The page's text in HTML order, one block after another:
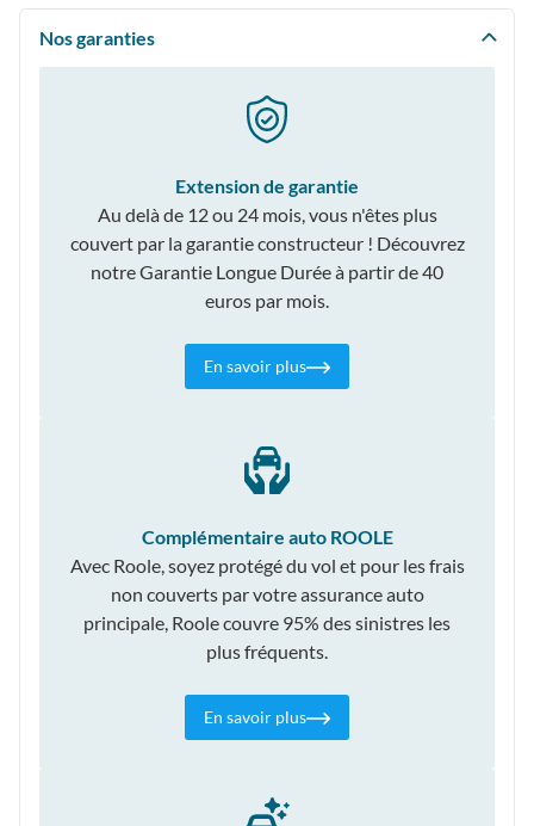
Nos garanties
Extension de garantie
Au delà de 12 ou 24 mois, vous n'êtes plus
couvert par la garantie constructeur ! Découvrez
notre Garantie Longue Durée à partir de 40
euros par mois.
En savoir plus
Complémentaire auto ROOLE
Avec Roole, soyez protégé du vol et pour les frais
non couverts par votre assurance auto
principale, Roole couvre 95% des sinistres les
plus fréquents.
En savoir plus